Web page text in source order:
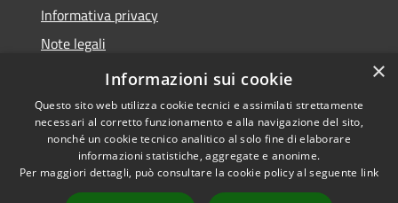
Informativa privacy
Note legali
Dichiarazione di accessibilità
Accessibilità
Copyright © 2026 • Comune di
Seminara • Powered by
×
Informazioni sui cookie
Questo sito web utilizza cookie tecnici e assimilati strettamente
necessari al corretto funzionamento e alla navigazione del sito,
nonché un cookie tecnico analitico al solo fine di elaborare
informazioni statistiche, aggregate e anonime.
Per maggiori dettagli, può consultare la cookie policy al seguente link